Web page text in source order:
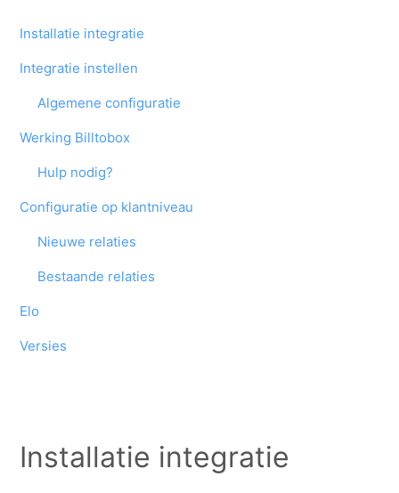
Installatie integratie
Integratie instellen
Algemene configuratie
Werking Billtobox
Hulp nodig?
Configuratie op klantniveau
Nieuwe relaties
Bestaande relaties
Elo
Versies
Installatie integratie